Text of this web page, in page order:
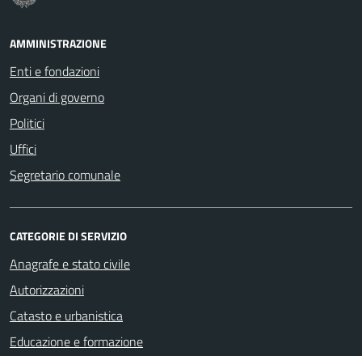
AMMINISTRAZIONE
Enti e fondazioni
Organi di governo
Politici
Uffici
Segretario comunale
CATEGORIE DI SERVIZIO
Anagrafe e stato civile
Autorizzazioni
Catasto e urbanistica
Educazione e formazione